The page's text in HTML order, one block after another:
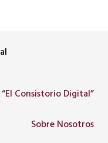
Consistorio Digital”
Sobre Nosotros